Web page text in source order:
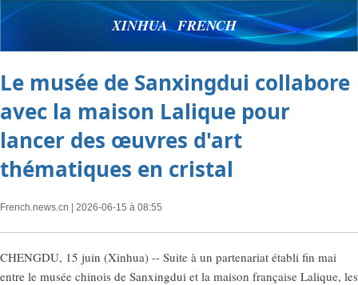
XINHUA FRENCH
Le musée de Sanxingdui collabore
avec la maison Lalique pour
lancer des œuvres d'art
thématiques en cristal
French.news.cn | 2026-06-15 à 08:55
CHENGDU, 15 juin (Xinhua) -- Suite à un partenariat établi fin mai
entre le musée chinois de Sanxingdui et la maison française Lalique, les